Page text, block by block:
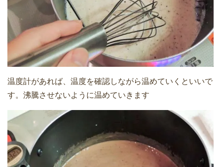
温度計があれば、温度を確認しながら温めていくといいで
す。沸騰させないように温めていきます